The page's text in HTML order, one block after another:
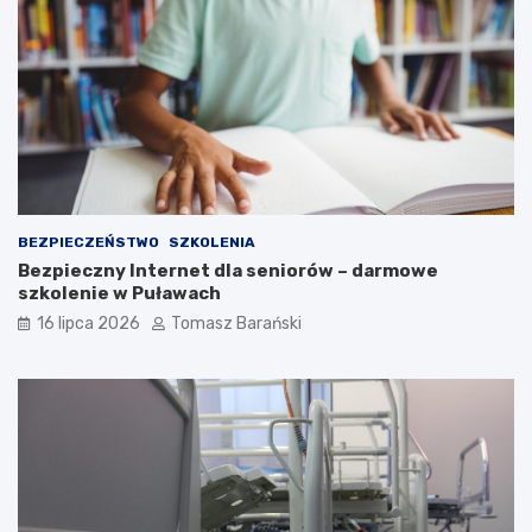
w
s
k
p
o
ł
c
z
n
c
iBEZPIECZEŃSTWO SZKOLENIA
Bezpieczny Internet dla seniorów – darmowe
szkolenie w Puławach
16 lipca 2026 Tomasz Barański